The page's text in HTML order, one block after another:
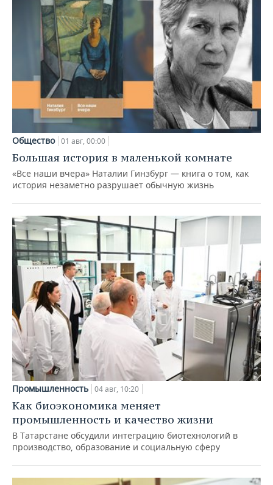
Общество 01 авг, 00:00
Большая история в маленькой комнате
«Все наши вчера» Наталии Гинзбург — книга о том, как
история незаметно разрушает обычную жизнь
Промышленность 04 авг, 10:20
Как биоэкономика меняет
промышленность и качество жизни
В Татарстане обсудили интеграцию биотехнологий в
производство, образование и социальную сферу